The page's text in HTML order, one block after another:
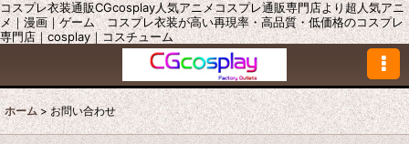
コスプレ衣装通販CGcosplay人気アニメコスプレ通販専門店より超人気アニ
メ｜漫画｜ゲーム コスプレ衣装が高い再現率・高品質・低価格のコスプレ
専門店｜cosplay｜コスチューム
ホーム > お問い合わせ